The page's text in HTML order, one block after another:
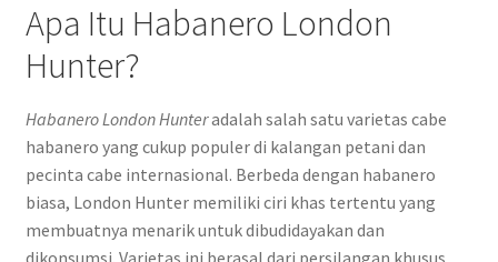
Apa Itu Habanero London
Hunter?
Habanero London Hunteradalah salah satu varietas cabe
habanero yang cukup populer di kalangan petani dan
pecinta cabe internasional. Berbeda dengan habanero
biasa, London Hunter memiliki ciri khas tertentu yang
membuatnya menarik untuk dibudidayakan dan